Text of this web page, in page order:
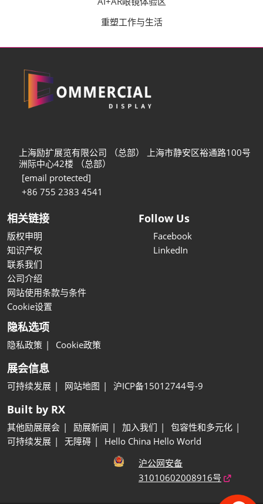
重塑工作与生活
上海励扩展览有限公司 （总部） 上海市静安区裕通路100号
洲际中心42楼 （总部）
[email protected]
+86 755 2383 4541
相关链接
版权申明
知识产权
联系我们
公司介绍
网站使用条款与条件
Cookie设置
Follow Us
Facebook
LinkedIn
隐私选项
隐私政策 Cookie政策
展会信息
可持续发展 网站地图 沪ICP备15012744号-9
Built by RX
其他励展展会 励展新闻 加入我们
包容性和多元化
可持续发展
无障碍
Hello China Hello World
沪公网安备
31010602008916号